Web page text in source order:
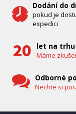
Dodání do
pokud je
expedici
let na trhu
Máme
Odborné
Nechte si